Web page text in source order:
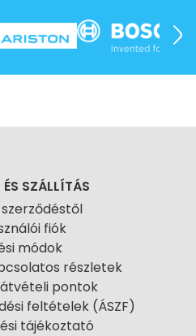
ÉS SZÁLLÍTÁS
szerződéstől
fiók
módok
részletek
átvételi pontok
feltételek (ÁSZF)
tájékoztató